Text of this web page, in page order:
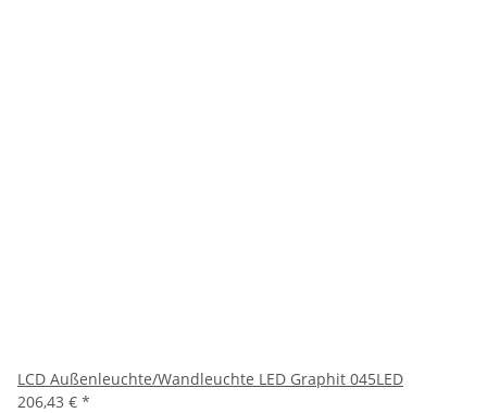
LCD Außenleuchte/Wandleuchte LED Graphit 045LED
206,43 € *